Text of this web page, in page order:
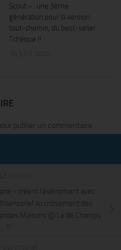
Scout » : une 3ème
génération pour la version
tout-chemin, du best-seller
Tchèque !!
publier un commentaire.
» créent l’événement avec
au croisement des
Maisons @ Le 86 Champs